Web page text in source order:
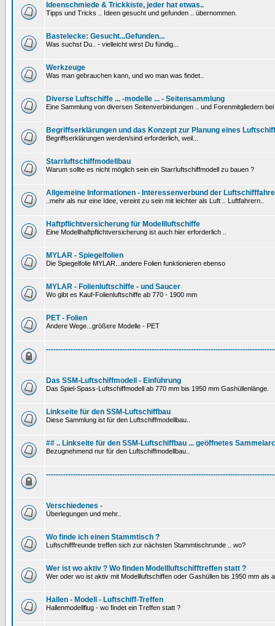
Ideenschmiede & Trickkiste, jeder hat etwas..
Tipps und Tricks .. Ideen gesucht und gefunden .. übernommen.
Bastelecke: Gesucht...Gefunden...
Was suchst Du.. - vielleicht wirst Du fündig...
Werkzeuge
Was man gebrauchen kann, und wo man was findet..
Diverse Luftschiffe ... -modelle ... - Seitensammlung
Eine Sammlung von diversen Seitenverbindungen .. und Forenmitgliedern
Begriffserklärungen und das Konzept zur Planung eines
Begriffserklärungen werden/sind erforderlich, weil...
Starrluftschiffmodellbau
Warum sollte es nicht möglich sein ein Starrluftschiffmodell zu bauen ?
Allgemeine Informationen - Interessenverbund der
..mehr als nur eine Idee, vereint zu sein mit leichter als Luft .. Luftfahrern..
Haftpflichtversicherung für Modellluftschiffe
Eine Modellhaftpflichtversicherung ist auch hier erforderlich ..
MYLAR - Spiegelfolien
Die Spiegelfolie MYLAR...andere Folien funktionieren ebenso
MYLAR - Folienluftschiffe - und Saucer
Wo gibt es Kauf-Folienluftschiffe ab 770 - 1900 mm
PET - Folien
Andere Wege...größere Modelle - PET
Das SSM-Luftschiffmodell - Einführung
Das Spiel-Spass-Luftschiffmodell ab 770 mm bis 1950 mm Gashüllenlänge.
Linkseite für den SSM-Luftschiffbau
Diese Sammlung ist für den Luftschiffmodellbau..
## .. Linkseite für den SSM-Luftschiffbau ... geöffnetes
Bezugnehmend nur für den Luftschiffmodellbau..
Verschiedenes -
Überlegungen und mehr..
Wo finde ich einen Stammtisch ?
Luftschifffreunde treffen sich zur nächsten Stammtischrunde .. wo?
Wer ist wo aktiv ? Wo finden Modellluftschifftreffen statt ?
Wer oder wo ist aktiv mit Modellluftschiffen oder Gashüllen bis 1950 mm als
Hallen - Modell - Luftschiff-Treffen
Hallenmodellflug - wo findet ein Treffen statt ?